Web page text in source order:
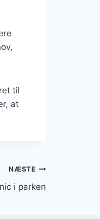
til
at
NÆSTE
i parken